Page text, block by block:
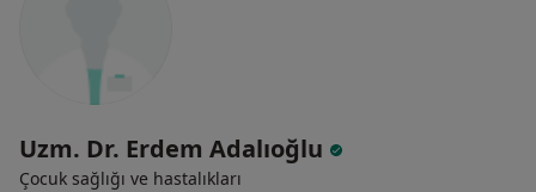
Uzm. Dr. Erdem Adalıoğlu
Çocuk sağlığı ve hastalıkları